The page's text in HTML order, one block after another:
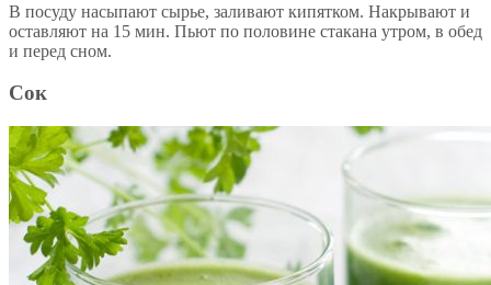
В посуду насыпают сырье, заливают кипятком. Накрывают и
оставляют на 15 мин. Пьют по половине стакана утром, в обед
и перед сном.
Сок